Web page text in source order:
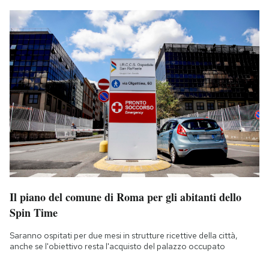
Il piano del comune di Roma per gli abitanti dello
Spin Time
Saranno ospitati per due mesi in strutture ricettive della città,
anche se l'obiettivo resta l'acquisto del palazzo occupato